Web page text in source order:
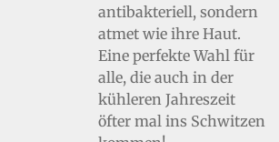
antibakteriell, sondern
atmet wie ihre Haut.
Eine perfekte Wahl für
alle, die auch in der
kühleren Jahreszeit
öfter mal ins Schwitzen